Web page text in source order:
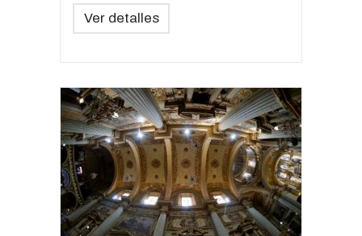
Ver detalles